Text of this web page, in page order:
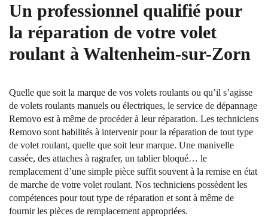
Un professionnel qualifié pour
la réparation de votre volet
roulant à Waltenheim-sur-Zorn
Quelle que soit la marque de vos volets roulants ou qu’il s’agisse
de volets roulants manuels ou électriques, le service de dépannage
Removo est à même de procéder à leur réparation. Les techniciens
Removo sont habilités à intervenir pour la réparation de tout type
de volet roulant, quelle que soit leur marque. Une manivelle
cassée, des attaches à ragrafer, un tablier bloqué… le
remplacement d’une simple pièce suffit souvent à la remise en état
de marche de votre volet roulant. Nos techniciens possèdent les
compétences pour tout type de réparation et sont à même de
fournir les pièces de remplacement appropriées.